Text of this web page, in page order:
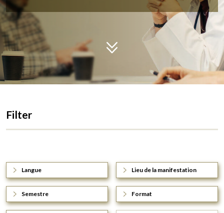
Filter
Langue Lieu de la manifestation
Semestre Format